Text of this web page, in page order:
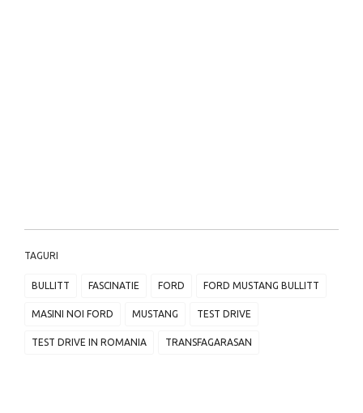
TAGURI
BULLITT FASCINATIE FORD FORD MUSTANG BULLITT
MASINI NOI FORD MUSTANG TEST DRIVE
TEST DRIVE IN ROMANIA TRANSFAGARASAN